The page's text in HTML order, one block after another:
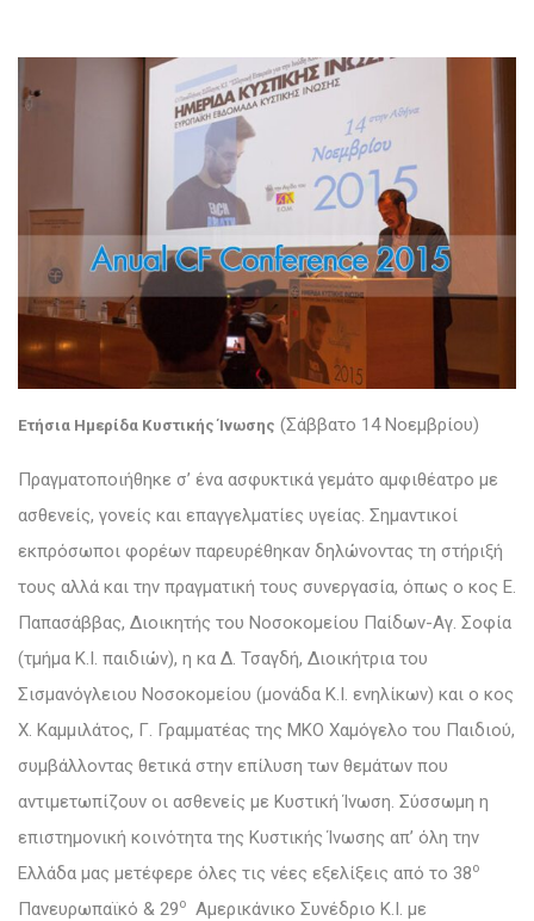
Ετήσια Ημερίδα Κυστικής Ίνωσης (Σάββατο 14 Νοεμβρίου)
Πραγματοποιήθηκε σ’ ένα ασφυκτικά γεμάτο αμφιθέατρο με
ασθενείς, γονείς και επαγγελματίες υγείας. Σημαντικοί
εκπρόσωποι φορέων παρευρέθηκαν δηλώνοντας τη στήριξή
τους αλλά και την πραγματική τους συνεργασία, όπως ο κος Ε.
Παπασάββας, Διοικητής του Νοσοκομείου Παίδων-Αγ. Σοφία
(τμήμα Κ.Ι. παιδιών), η κα Δ. Τσαγδή, Διοικήτρια του
Σισμανόγλειου Νοσοκομείου (μονάδα Κ.Ι. ενηλίκων) και ο κος
Χ. Καμμιλάτος, Γ. Γραμματέας της ΜΚΟ Χαμόγελο του Παιδιού,
συμβάλλοντας θετικά στην επίλυση των θεμάτων που
αντιμετωπίζουν οι ασθενείς με Κυστική Ίνωση. Σύσσωμη η
επιστημονική κοινότητα της Κυστικής Ίνωσης απ’ όλη την
Ελλάδα μας μετέφερε όλες τις νέες εξελίξεις από το 38ο
Πανευρωπαϊκό & 29ο
Αμερικάνικο Συνέδριο Κ.Ι. με